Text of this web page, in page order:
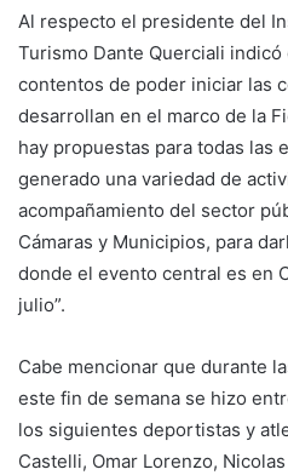
Al respecto el presidente del
Turismo Dante Querciali indicó
contentos de poder iniciar las
desarrollan en el marco de la
hay propuestas para todas las
generado una variedad de
acompañamiento del sector
Cámaras y Municipios, para
donde el evento central es en
julio”.
Cabe mencionar que durante
este fin de semana se hizo
los siguientes deportistas y
Castelli, Omar Lorenzo,